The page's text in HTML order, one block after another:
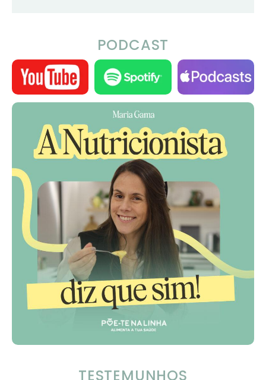
PODCAST
TESTEMUNHOS